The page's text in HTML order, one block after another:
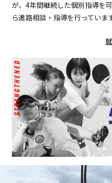
が、4年間継続した個別指導を
ら進路相談・指導を行っていま